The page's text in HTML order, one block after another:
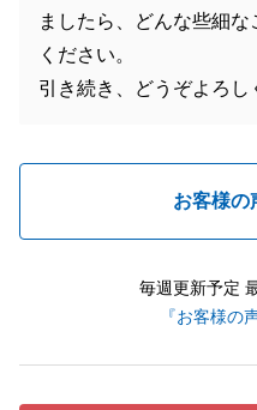
ましたら、どんな些細
ください。
引き続き、どうぞよろし
お客様の
毎週更新予定
『お客様の